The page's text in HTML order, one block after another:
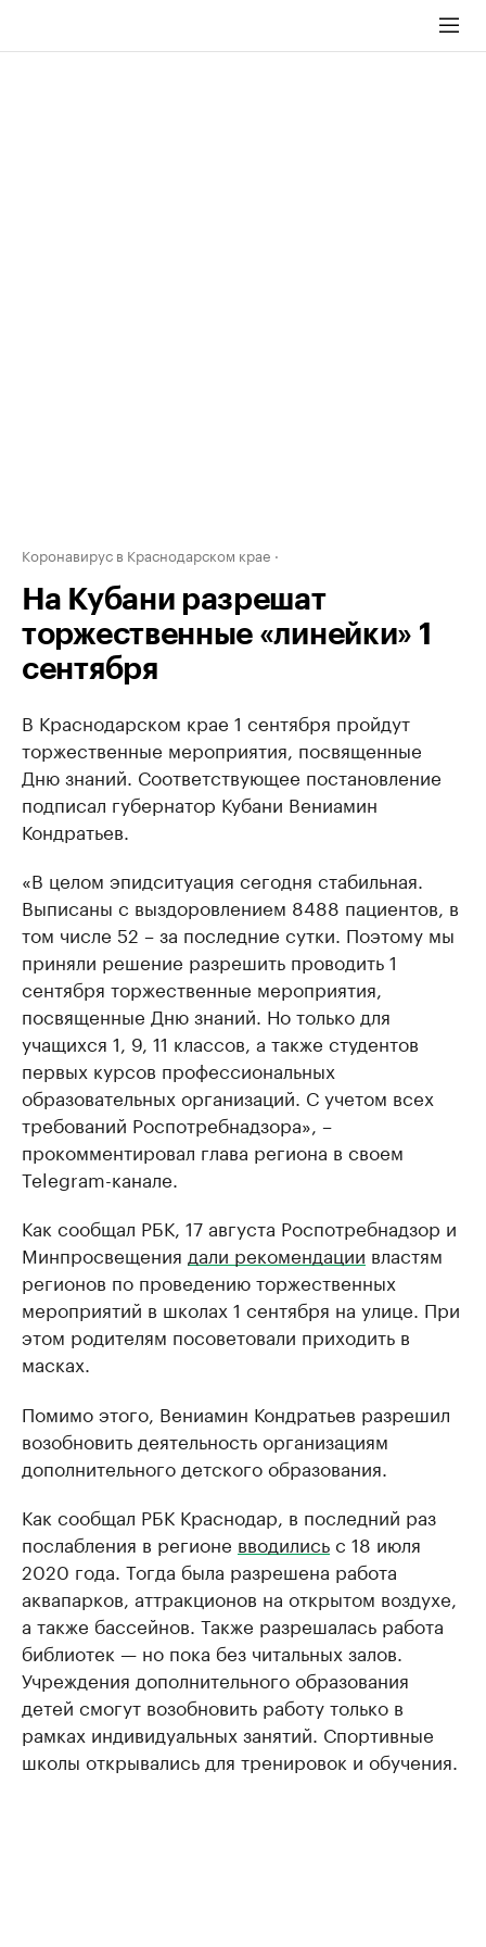
Коронавирус в Краснодарском крае
На Кубани разрешат
торжественные «линейки» 1
сентября
В Краснодарском крае 1 сентября пройдут
торжественные мероприятия, посвященные
Дню знаний. Соответствующее постановление
подписал губернатор Кубани Вениамин
Кондратьев.
«В целом эпидситуация сегодня стабильная.
Выписаны с выздоровлением 8488 пациентов, в
том числе 52 – за последние сутки. Поэтому мы
приняли решение разрешить проводить 1
сентября торжественные мероприятия,
посвященные Дню знаний. Но только для
учащихся 1, 9, 11 классов, а также студентов
первых курсов профессиональных
образовательных организаций. С учетом всех
требований Роспотребнадзора», –
прокомментировал глава региона в своем
Telegram-канале.
Как сообщал РБК, 17 августа Роспотребнадзор и
Минпросвещения дали рекомендации властям
регионов по проведению торжественных
мероприятий в школах 1 сентября на улице. При
этом родителям посоветовали приходить в
масках.
Помимо этого, Вениамин Кондратьев разрешил
возобновить деятельность организациям
дополнительного детского образования.
Как сообщал РБК Краснодар, в последний раз
послабления в регионе вводилисьс 18 июля
2020 года. Тогда была разрешена работа
аквапарков, аттракционов на открытом воздухе,
а также бассейнов. Также разрешалась работа
библиотек — но пока без читальных залов.
Учреждения дополнительного образования
детей смогут возобновить работу только в
рамках индивидуальных занятий. Спортивные
школы открывались для тренировок и обучения.